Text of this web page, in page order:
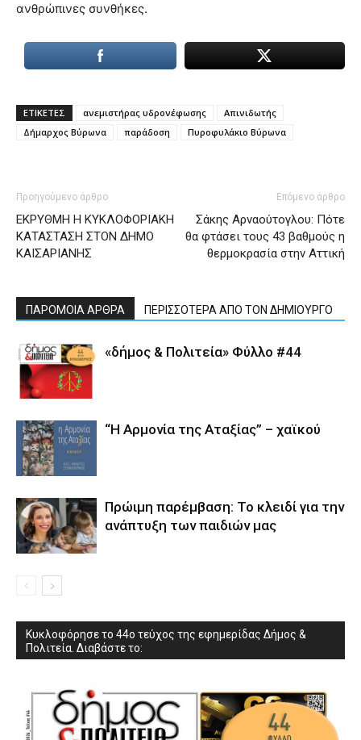
ανθρώπινες συνθήκες.
ΕΤΙΚΕΤΕΣ ανεμιστήρας υδρονέφωσης
Απινιδωτής
Δήμαρχος Βύρωνα
παράδοση Πυροφυλάκιο Βύρωνα
Προηγούμενο άρθρο
ΕΚΡΥΘΜΗ Η ΚΥΚΛΟΦΟΡΙΑΚΗ
ΚΑΤΑΣΤΑΣΗ ΣΤΟΝ ΔΗΜΟ
ΚΑΙΣΑΡΙΑΝΗΣ
Επόμενο άρθρο
Σάκης Αρναούτογλου: Πότε
θα φτάσει τους 43 βαθμούς η
θερμοκρασία στην Αττική
ΠΑΡΟΜΟΙΑ ΑΡΘΡΑ ΠΕΡΙΣΣΟΤΕΡΑ ΑΠΟ ΤΟΝ ΔΗΜΙΟΥΡΓΟ
«δήμος & Πολιτεία» Φύλλο #44
“Η Αρμονία της Αταξίας” – χαϊκού
Πρώιμη παρέμβαση: Το κλειδί για την
ανάπτυξη των παιδιών µας
Κυκλοφόρησε το 44ο τεύχος της εφημερίδας Δήμος &
Πολιτεία. Διαβάστε το: